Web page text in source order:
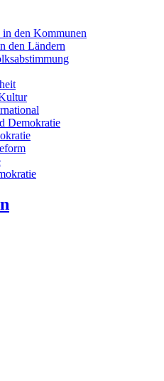
in den Kommunen
den Ländern
Demokratie